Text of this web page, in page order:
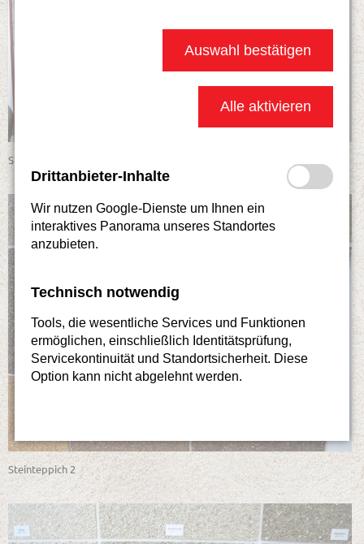
Steinteppich 1
Steinteppich 2
Auswahl bestätigen
Alle aktivieren
Drittanbieter-Inhalte
Wir nutzen Google-Dienste um Ihnen ein
interaktives Panorama unseres Standortes
anzubieten.
Technisch notwendig
Tools, die wesentliche Services und Funktionen
ermöglichen, einschließlich Identitätsprüfung,
Servicekontinuität und Standortsicherheit. Diese
Option kann nicht abgelehnt werden.